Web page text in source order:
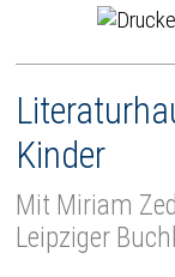
Kinder
Mit Miriam
Leipziger